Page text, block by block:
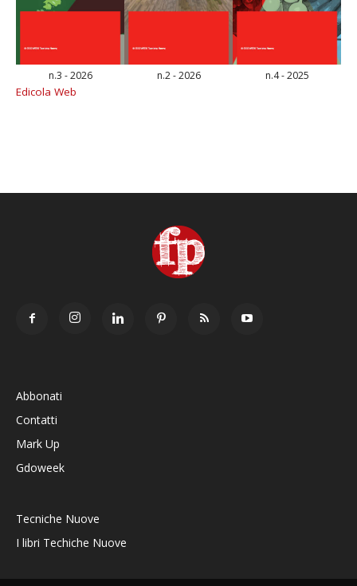
n.3 - 2026 n.2 - 2026 n.4 - 2025
Edicola Web
Abbonati
Contatti
Mark Up
Gdoweek
Tecniche Nuove
I libri Techiche Nuove